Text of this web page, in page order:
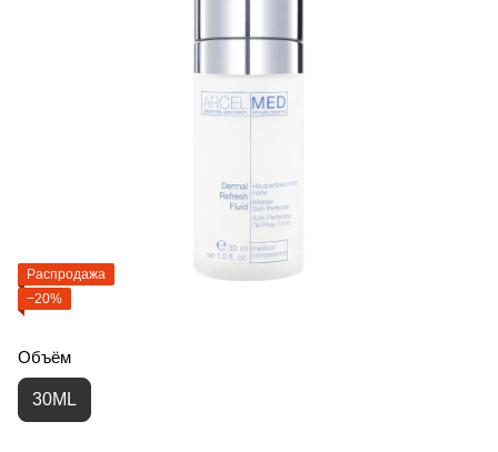
Распродажа
−20%
Объём
30ML